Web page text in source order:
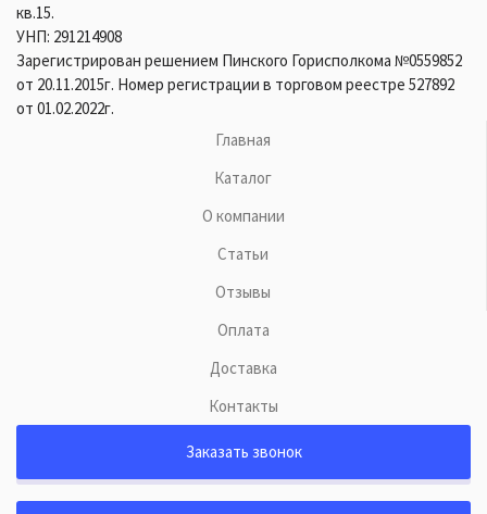
кв.15.
УНП: 291214908
Зарегистрирован решением Пинского Горисполкома №0559852
от 20.11.2015г. Номер регистрации в торговом реестре 527892
от 01.02.2022г.
Главная
Каталог
О компании
Статьи
Отзывы
Оплата
Доставка
Контакты
Заказать звонок